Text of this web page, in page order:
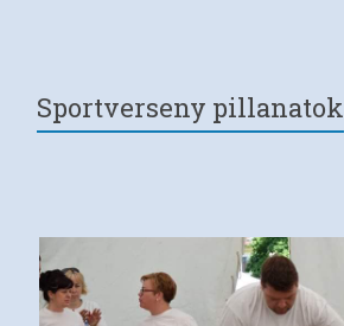
Sportverseny pillanatok